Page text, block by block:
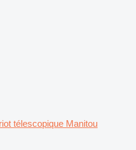
télescopique Manitou